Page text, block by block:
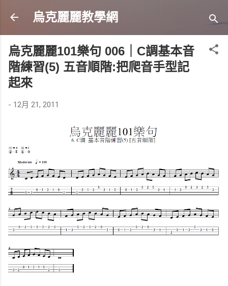
跳到主要內容
烏克麗麗教學網
烏克麗麗101樂句 006｜C調基本音
階練習(5) 五音順階:把爬音手型記
起來
- 12月 21, 2011